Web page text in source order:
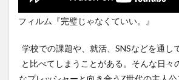
フィルム『完璧じゃなくていい。』
学校での課題や、就活、SNSなどを通し
と比べてしまうことがある。そんな日々